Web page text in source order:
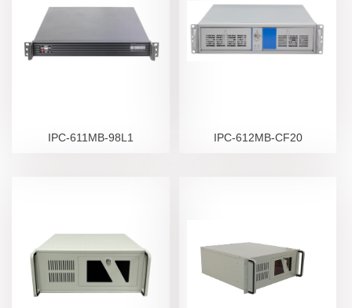
IPC-611MB-98L1 IPC-612MB-CF20